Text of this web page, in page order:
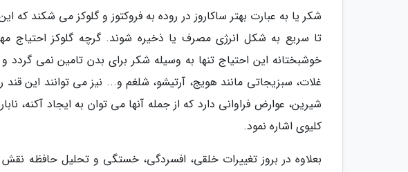
شکر یا به عبارت بهتر ساکاروز در روده به فروکتوز و گلوکز می شکند
تا سریع به شکل انرژی مصرف یا ذخیره شوند. گرچه گلوکز
خوشبختانه این احتیاج تنها به وسیله شکر برای بدن تامین نمی گردد
غلات، سبزیجاتی مانند هویج، آرتیشو، شلغم و... نیز می توانند این
شیرین، عوارض فراوانی دارد که از جمله آنها می توان به ایجاد آکنه،
کلیوی اشاره نمود.
بعلاوه در بروز تغییرات خلقی، افسردگی، خستگی و تحلیل حافظه